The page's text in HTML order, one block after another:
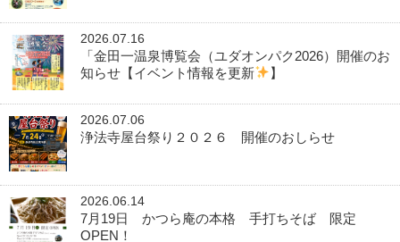
2026.07.16
「金田一温泉博覧会（ユダオンパク2026）開催のお
知らせ【イベント情報を更新
】
2026.07.06
浄法寺屋台祭り２０２６ 開催のおしらせ
2026.06.14
7月19日 かつら庵の本格 手打ちそば 限定
OPEN！